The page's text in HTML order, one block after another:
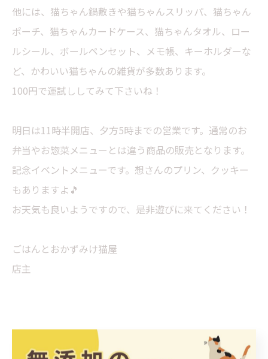
他には、猫ちゃん鍋敷きや猫ちゃんスリッパ、猫ちゃん
ポーチ、猫ちゃんカードケース、猫ちゃんタオル、ロー
ルシール、ボールペンセット、メモ帳、キーホルダーな
ど、かわいい猫ちゃんの雑貨が多数あります。
100円で運試ししてみて下さいね！
明日は11時半開店、夕方5時までの営業です。通常のお
弁当やお惣菜メニューとは違う商品の販売となります。
記念イベントメニューです。想さんのプリン、クッキー
もありますよ🎵
お天気も良いようですので、是非遊びに来てください！
ごはんとおかずみけ猫屋
店主